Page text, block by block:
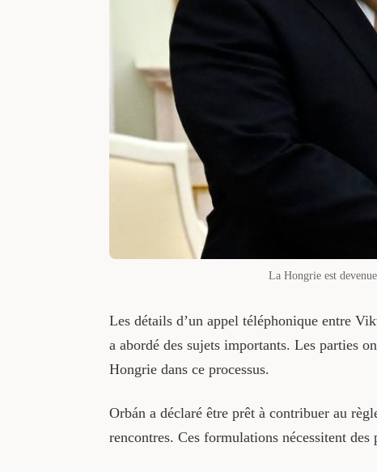
La Hongrie est
Les détails d’un appel téléphonique entre
a abordé des sujets importants. Les parties
Hongrie dans ce processus.
Orbán a déclaré être prêt à contribuer au
rencontres. Ces formulations nécessitent